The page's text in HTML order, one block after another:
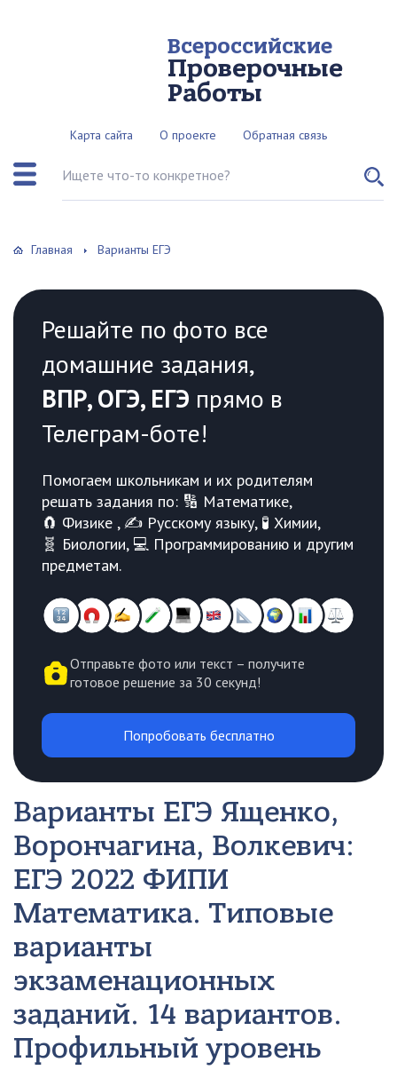
Всероссийские
Проверочные
Работы
Карта сайта О проекте Обратная связь
Поиск по сайту
Главная Варианты ЕГЭ
Решайте по фото все
домашние задания,
ВПР, ОГЭ, ЕГЭ прямо в
Телеграм-боте!
Помогаем школьникам и их родителям
решать задания по: 🔢 Математике,
🧲 Физике , ✍️ Русскому языку, 🧪 Химии,
🧬 Биологии, 💻 Программированию и другим
предметам.
Отправьте фото или текст – получите
готовое решение за 30 секунд!
Попробовать бесплатно
Варианты ЕГЭ Ященко,
Ворончагина, Волкевич:
ЕГЭ 2022 ФИПИ
Математика. Типовые
варианты
экзаменационных
заданий. 14 вариантов.
Профильный уровень